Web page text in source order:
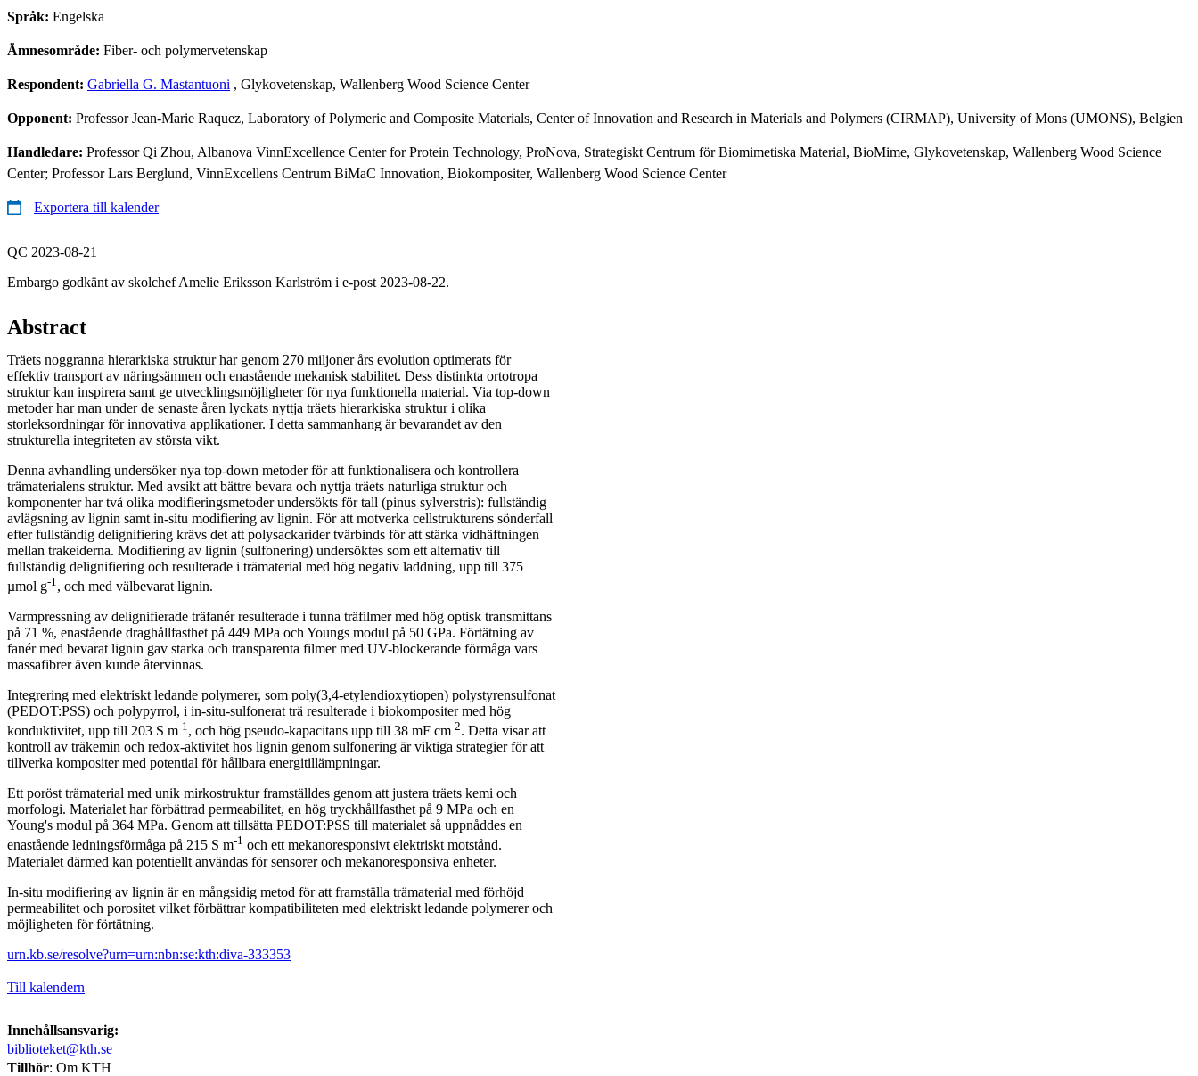
Språk: Engelska
Ämnesområde: Fiber- och polymervetenskap
Respondent: Gabriella G. Mastantuoni , Glykovetenskap, Wallenberg Wood Science Center
Opponent: Professor Jean-Marie Raquez, Laboratory of Polymeric and Composite Materials, Center of Innovation and Research in Materials and Polymers (CIRMAP), University of Mons (UMONS), Belgien
Handledare: Professor Qi Zhou, Albanova VinnExcellence Center for Protein Technology, ProNova, Strategiskt Centrum för Biomimetiska Material, BioMime, Glykovetenskap, Wallenberg Wood Science
Center; Professor Lars Berglund, VinnExcellens Centrum BiMaC Innovation, Biokompositer, Wallenberg Wood Science Center
Exportera till kalender
QC 2023-08-21
Embargo godkänt av skolchef Amelie Eriksson Karlström i e-post 2023-08-22.
Abstract
Träets noggranna hierarkiska struktur har genom 270 miljoner års evolution optimerats för
effektiv transport av näringsämnen och enastående mekanisk stabilitet. Dess distinkta ortotropa
struktur kan inspirera samt ge utvecklingsmöjligheter för nya funktionella material. Via top-down
metoder har man under de senaste åren lyckats nyttja träets hierarkiska struktur i olika
storleksordningar för innovativa applikationer. I detta sammanhang är bevarandet av den
strukturella integriteten av största vikt.
Denna avhandling undersöker nya top-down metoder för att funktionalisera och kontrollera
trämaterialens struktur. Med avsikt att bättre bevara och nyttja träets naturliga struktur och
komponenter har två olika modifieringsmetoder undersökts för tall (pinus sylverstris): fullständig
avlägsning av lignin samt in-situ modifiering av lignin. För att motverka cellstrukturens sönderfall
efter fullständig delignifiering krävs det att polysackarider tvärbinds för att stärka vidhäftningen
mellan trakeiderna. Modifiering av lignin (sulfonering) undersöktes som ett alternativ till
fullständig delignifiering och resulterade i trämaterial med hög negativ laddning, upp till 375
µmol g-1 , och med välbevarat lignin.
Varmpressning av delignifierade träfanér resulterade i tunna träfilmer med hög optisk transmittans
på 71 %, enastående draghållfasthet på 449 MPa och Youngs modul på 50 GPa. Förtätning av
fanér med bevarat lignin gav starka och transparenta filmer med UV-blockerande förmåga vars
massafibrer även kunde återvinnas.
Integrering med elektriskt ledande polymerer, som poly(3,4-etylendioxytiopen) polystyrensulfonat
(PEDOT:PSS) och polypyrrol, i in-situ-sulfonerat trä resulterade i biokompositer med hög
konduktivitet, upp till 203 S m-1, och hög pseudo-kapacitans upp till 38 mF cm-2. Detta visar att
kontroll av träkemin och redox-aktivitet hos lignin genom sulfonering är viktiga strategier för att
tillverka kompositer med potential för hållbara energitillämpningar.
Ett poröst trämaterial med unik mirkostruktur framställdes genom att justera träets kemi och
morfologi. Materialet har förbättrad permeabilitet, en hög tryckhållfasthet på 9 MPa och en
Young's modul på 364 MPa. Genom att tillsätta PEDOT:PSS till materialet så uppnåddes en
enastående ledningsförmåga på 215 S m-1 och ett mekanoresponsivt elektriskt motstånd.
Materialet därmed kan potentiellt användas för sensorer och mekanoresponsiva enheter.
In-situ modifiering av lignin är en mångsidig metod för att framställa trämaterial med förhöjd
permeabilitet och porositet vilket förbättrar kompatibiliteten med elektriskt ledande polymerer och
möjligheten för förtätning.
urn.kb.se/resolve?urn=urn:nbn:se:kth:diva-333353
Till kalendern
Innehållsansvarig:
biblioteket@kth.se
Tillhör: Om KTH